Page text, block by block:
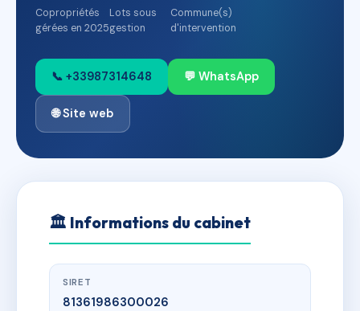
Copropriétés
gérées en 2025
Lots sous
gestion
Commune(s)
d'intervention
📞 +33987314648 💬 WhatsApp
🌐 Site web
🏛 Informations du cabinet
SIRET
81361986300026